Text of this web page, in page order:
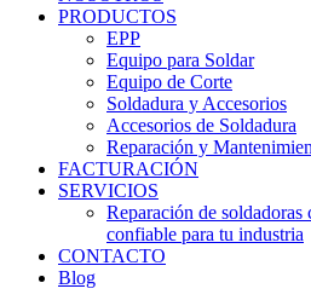
PRODUCTOS
EPP
Equipo para Soldar
Equipo de Corte
Soldadura y Accesorios
Accesorios de Soldadura
Reparación y
FACTURACIÓN
SERVICIOS
Reparación de
confiable para tu industria
CONTACTO
Blog